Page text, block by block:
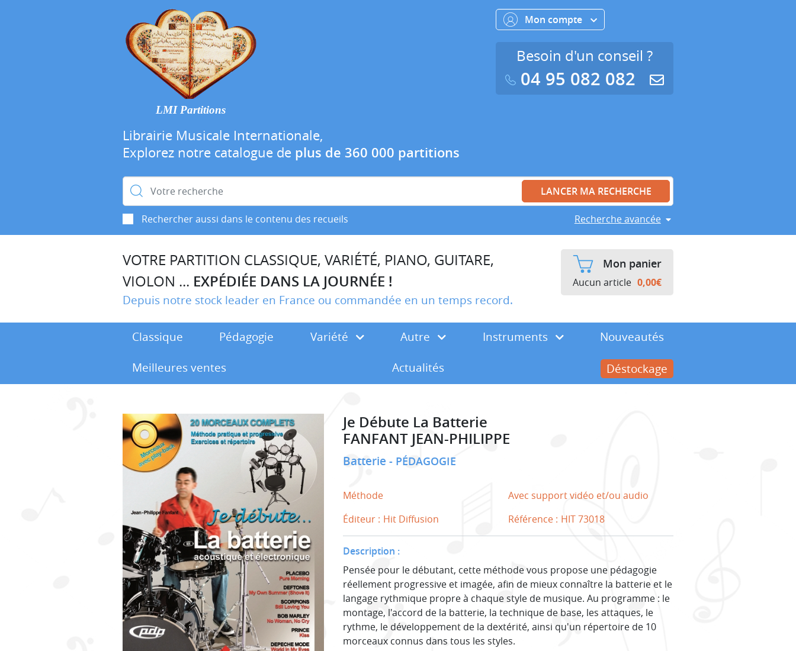
LMI Partitions
Librairie Musicale Internationale,
Explorez notre catalogue de plus de 360 000 partitions
Rechercher :
Rechercher aussi dans le contenu des recueils Recherche avancée
Mon compte
Besoin d'un conseil ?
04 95 082 082
VOTRE PARTITION CLASSIQUE, VARIÉTÉ, PIANO, GUITARE,
VIOLON ... EXPÉDIÉE DANS LA JOURNÉE !
Depuis notre stock leader en France ou commandée en un temps record.
Mon panier
Aucun article 0,00€
Classique Pédagogie Variété Autre Instruments
Nouveautés
Meilleures ventes
Actualités Déstockage
Je Débute La Batterie
FANFANT JEAN-PHILIPPE
Batterie PÉDAGOGIE
Méthode
Avec support vidéo et/ou audio
Éditeur : Hit Diffusion Référence : HIT 73018
Description :
Pensée pour le débutant, cette méthode vous propose une pédagogie
réellement progressive et imagée, afin de mieux connaître la batterie et le
langage rythmique propre à chaque style de musique. Au programme : le
montage, l'accord de la batterie, la technique de base, les attaques, le
rythme, le développement de la dextérité, ainsi qu'un répertoire de 10
morceaux connus dans tous les styles.